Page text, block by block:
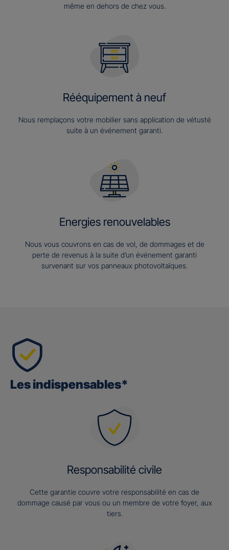
même en dehors de chez vous.
Rééquipement à neuf
Nous remplaçons votre mobilier sans application de vétusté
suite à un événement garanti.
Energies renouvelables
Nous vous couvrons en cas de vol, de dommages et de
perte de revenus à la suite d’un événement garanti
survenant sur vos panneaux photovoltaïques.
Les indispensables*
Responsabilité civile
Cette garantie couvre votre responsabilité en cas de
dommage causé par vous ou un membre de votre foyer, aux
tiers.